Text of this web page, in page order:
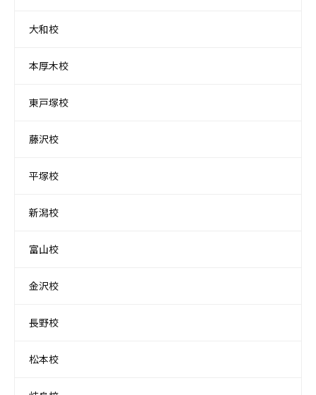
大和校
本厚木校
東戸塚校
藤沢校
平塚校
新潟校
富山校
金沢校
長野校
松本校